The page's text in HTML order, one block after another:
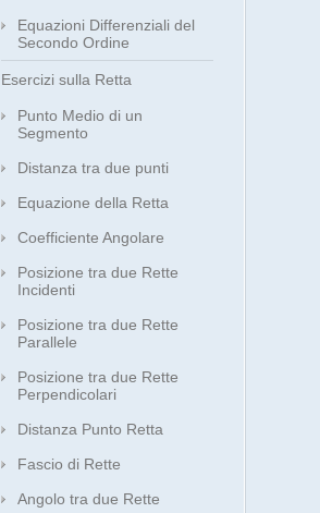
Equazioni Differenziali del
Secondo Ordine
Esercizi sulla Retta
Punto Medio di un
Segmento
Distanza tra due punti
Equazione della Retta
Coefficiente Angolare
Posizione tra due Rette
Incidenti
Posizione tra due Rette
Parallele
Posizione tra due Rette
Perpendicolari
Distanza Punto Retta
Fascio di Rette
Angolo tra due Rette